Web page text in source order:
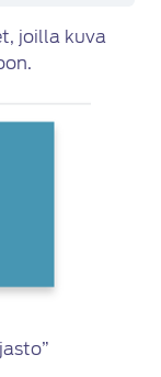
joilla kuva